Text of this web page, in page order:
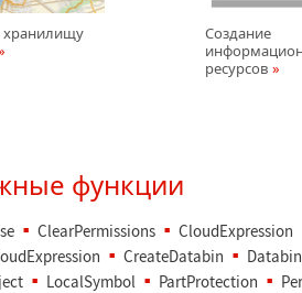
хранилищу
Создание
ресурсов
функции
ClearPermissions
CloudExpression
CreateDatabin
Databin
LocalSymbol PartProtection